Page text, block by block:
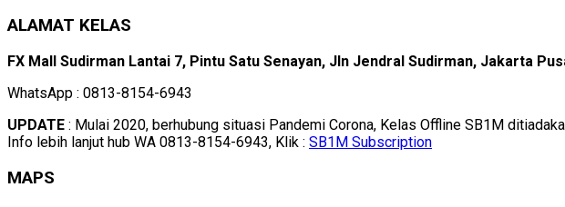
ALAMAT KELAS
FX Mall Sudirman Lantai 7, Pintu Satu Senayan, Jln Jendral Sudirman, Jakarta
WhatsApp : 0813-8154-6943
UPDATE : Mulai 2020, berhubung situasi Pandemi Corona, Kelas Offline SB1M
Info lebih lanjut hub WA 0813-8154-6943, Klik : SB1M Subscription
MAPS